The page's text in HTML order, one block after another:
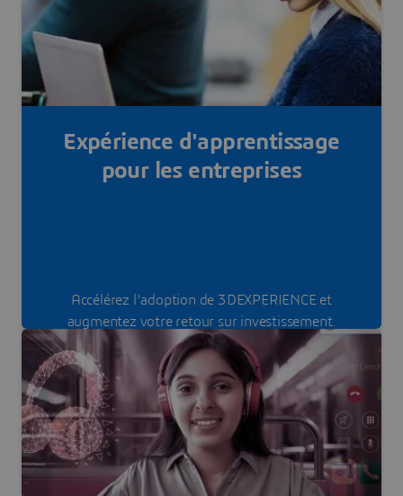
En savoir plus
Expérience d'apprentissage
pour les entreprises
Accélérez l'adoption de 3DEXPERIENCE et
augmentez votre retour sur investissement.
En savoir plus